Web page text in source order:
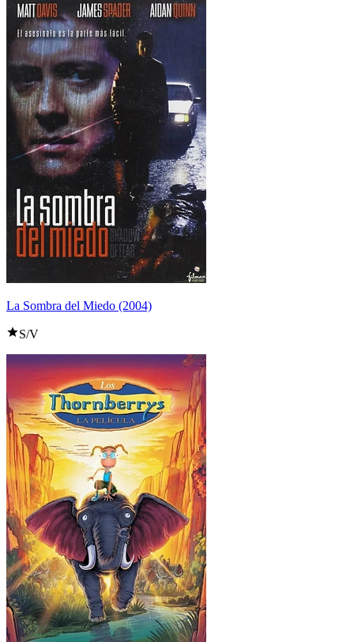
La Sombra del Miedo (2004)
S/V